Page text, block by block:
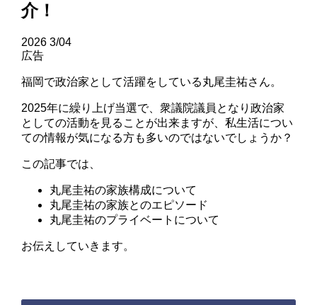
介！
2026 3/04
広告
福岡で政治家として活躍をしている丸尾圭祐さん。
2025年に繰り上げ当選で、衆議院議員となり政治家
としての活動を見ることが出来ますが、私生活につい
ての情報が気になる方も多いのではないでしょうか？
この記事では、
丸尾圭祐の家族構成について
丸尾圭祐の家族とのエピソード
丸尾圭祐のプライベートについて
お伝えしていきます。